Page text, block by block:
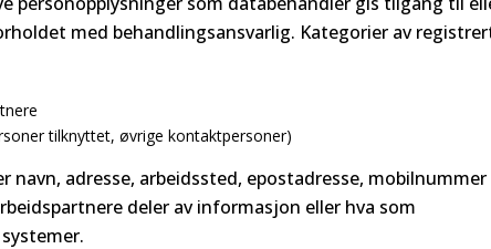
med behandlingsansvarlig. Kategorier av
tilknyttet, øvrige kontaktpersoner)
navn, adresse, arbeidssted, epostadresse, mobilnummer
deler av informasjon eller hva som